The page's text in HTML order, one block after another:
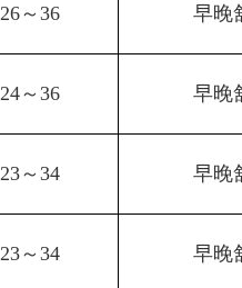
26～36 早晚
24～36 早晚
23～34 早晚
23～34 早晚